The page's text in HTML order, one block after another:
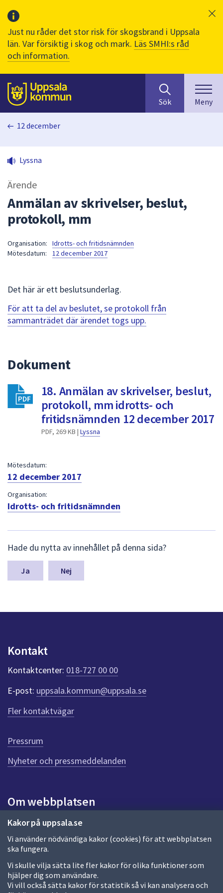
Just nu råder det stor risk för skogsbrand i Uppsala
län. Var försiktig i skog och mark. Läs SMHI:s råd
och information.
Till sidans
huvudinnehåll
efter
innehåll
på
sökfältet
kommer
för
att
navigera
för
att
något
Sök Meny
Kakor på uppsala.se
Vi använder nödvändiga kakor (cookies) för att webbplatsen
ska fungera.
Vi skulle vilja sätta lite fler kakor för olika funktioner som
hjälper dig som användare.
Vi vill också sätta kakor för statistik så vi kan analysera och
12 december
Lyssna
Ärende
Anmälan av skrivelser, beslut,
protokoll, mm
Organisation:
Idrotts- och fritidsnämnden
Mötesdatum:
12 december 2017
Det här är ett beslutsunderlag.
För att ta del av beslutet, se protokoll från
sammanträdet där ärendet togs upp.
Dokument
18. Anmälan av skrivelser, beslut,
protokoll, mm idrotts- och
fritidsnämnden 12 december 2017
PDF, 269 KB | Lyssna
Mötesdatum:
12 december 2017
Organisation:
Idrotts- och fritidsnämnden
ä
m
a
n
k
t
e
r
f
ö
r
e
n
n
a
d
a
Hade du nytta av innehållet på denna sida?
Nej
Kontakt
Kontaktcenter: 018-727 00 00
E-post: uppsala.kommun@uppsala.se
Fler kontaktvägar
Pressrum
Nyheter och pressmeddelanden
Om webbplatsen
Om webbplatsen
Allmänna handlingar och diarium
Behandling av personuppgifter
Kakor